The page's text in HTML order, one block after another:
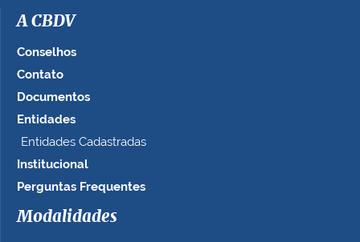
A CBDV
Conselhos
Contato
Documentos
Entidades
Entidades Cadastradas
Institucional
Perguntas Frequentes
Modalidades